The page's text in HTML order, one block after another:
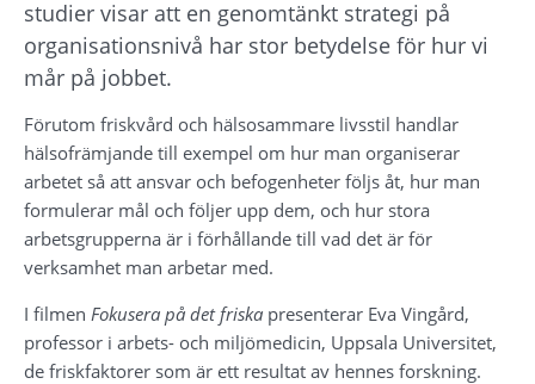
studier visar att en genomtänkt strategi på
organisationsnivå har stor betydelse för hur vi
mår på jobbet.
Förutom friskvård och hälsosammare livsstil handlar
hälsofrämjande till exempel om hur man organiserar
arbetet så att ansvar och befogenheter följs åt, hur man
formulerar mål och följer upp dem, och hur stora
arbetsgrupperna är i förhållande till vad det är för
verksamhet man arbetar med.
I filmen Fokusera på det friska presenterar Eva Vingård,
professor i arbets- och miljömedicin, Uppsala Universitet,
de friskfaktorer som är ett resultat av hennes forskning.